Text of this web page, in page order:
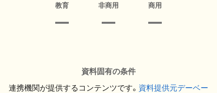
教育 非商用 商用
資料固有の条件
連携機関が提供するコンテンツです。 資料提供元デーベー